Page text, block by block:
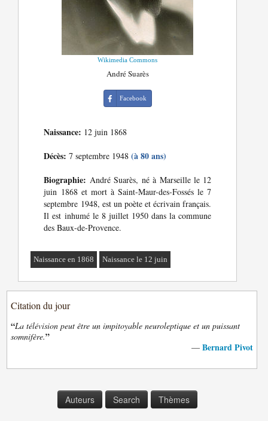
Wikimedia Commons
André Suarès
Facebook
Naissance: 12 juin 1868
Décès: 7 septembre 1948(à 80 ans)
Biographie: André Suarès, né à Marseille le 12
juin 1868 et mort à Saint-Maur-des-Fossés le 7
septembre 1948, est un poète et écrivain français.
Il est inhumé le 8 juillet 1950 dans la commune
des Baux-de-Provence.
Naissance en 1868 Naissance le 12 juin
Citation du jour
“La télévision peut être un impitoyable neuroleptique et un puissant
somnifère.”
— Bernard Pivot
Auteurs Search Thèmes